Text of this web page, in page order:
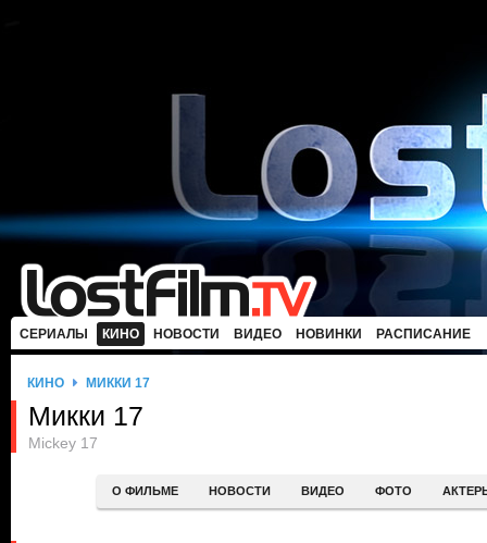
СЕРИАЛЫ КИНО НОВОСТИ ВИДЕО НОВИНКИ РАСПИСАНИЕ
КИНО МИККИ 17
Микки 17
Mickey 17
О ФИЛЬМЕ НОВОСТИ ВИДЕО ФОТО